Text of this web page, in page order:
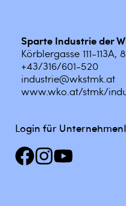
Sparte Industrie der
Körblergasse 111-113A,
+43/316/601-520
industrie@wkstmk.at
www.wko.at/stmk/
Login für Unternehmen